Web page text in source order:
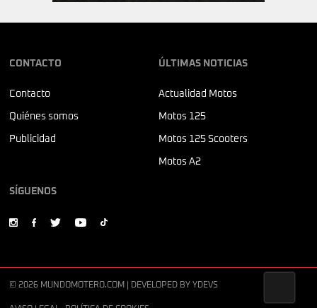
CONTACTO
Contacto
Quiénes somos
Publicidad
ÚLTIMAS NOTICIAS
Actualidad Motos
Motos 125
Motos 125 Scooters
Motos A2
SÍGUENOS
© 2026 MUNDOMOTERO.COM | DEVELOPED BY YDEVS